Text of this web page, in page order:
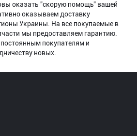
оказать "скорую помощь" вашей
оказываем доставку
Украины. На все покупаемые в
мы предоставляем гарантию.
покупателям и
новых.